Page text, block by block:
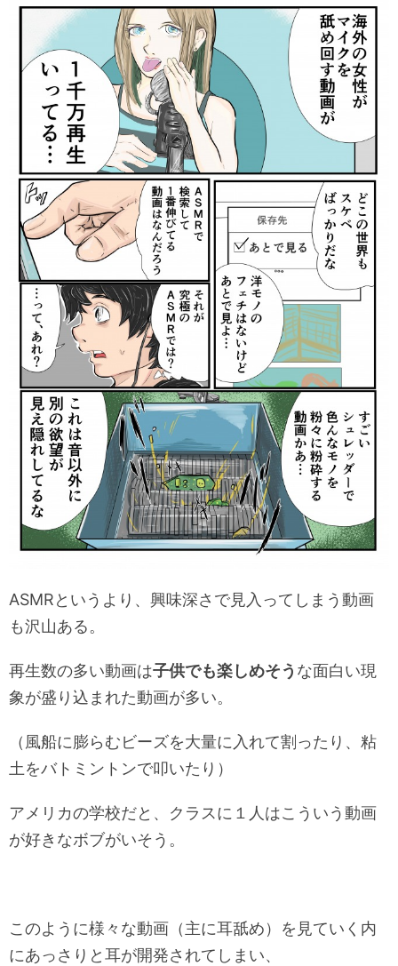
ASMRというより、興味深さで見入ってしまう動画
も沢山ある。
再生数の多い動画は子供でも楽しめそう な面白い現
象が盛り込まれた動画が多い。
（風船に膨らむビーズを大量に入れて割ったり、粘
土をバトミントンで叩いたり）
アメリカの学校だと、クラスに１人はこういう動画
が好きなボブがいそう。
このように様々な動画（主に耳舐め）を見ていく内
にあっさりと耳が開発されてしまい、